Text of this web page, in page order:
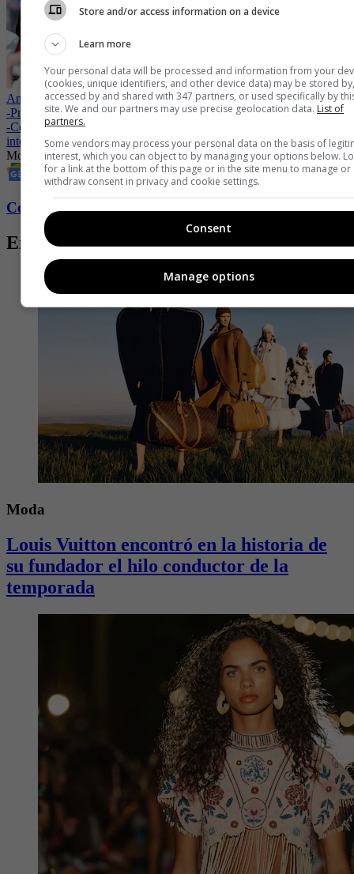
Anitta y H&M Studio: una alianza que trasciende el escenario
-Primavera desfiló entre estampados, flores retro y espíritu latino
-Colombiamoda 2026 cerró con cifras que consolidan la proyección
internacional de la moda colombiana
Moda
TendenciasEstilo
Conozca más de Fucsia aquí
Entradas relacionadas
Moda
Louis Vuitton encontró en la historia de
su fundador el hilo conductor de la
temporada
Store and/or access information on a device
Learn more
Your personal data will be processed and information from your
(cookies, unique identifiers, and other device data) may be stored by,
accessed by and shared with 347 partners, or used specifically by
site. We and our partners may use precise geolocation data. List of
partners.
Some vendors may process your personal data on the basis of
interest, which you can object to by managing your options below.
for a link at the bottom of this page or in the site menu to manage or
withdraw consent in privacy and cookie settings.
Consent
Manage options